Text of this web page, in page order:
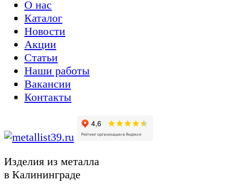
О нас
Каталог
Новости
Акции
Статьи
Наши работы
Вакансии
Контакты
Изделия из металла
в Калининграде